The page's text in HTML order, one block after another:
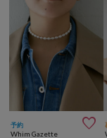
予約 
Whim Gazette